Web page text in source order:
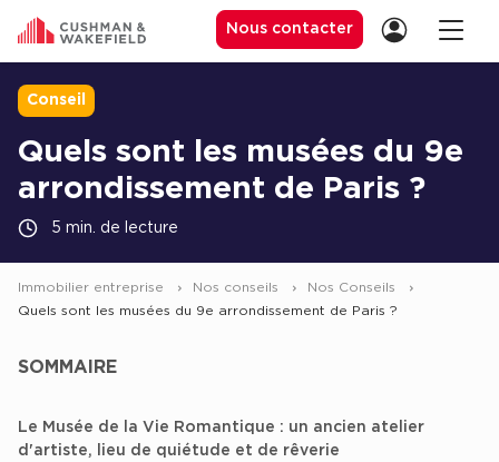
Location de Bureaux à Marseille
Location de Bureaux à Rennes
Achat de Bureaux
Achat de Bureaux à Lyon
Nous contacter
Conseil
Quels sont les musées du 9e
arrondissement de Paris ?
5 min. de lecture
Immobilier entreprise Nos conseils
Nos Conseils
Quels sont les musées du 9e arrondissement de Paris ?
SOMMAIRE
Le Musée de la Vie Romantique : un ancien atelier
d'artiste, lieu de quiétude et de rêverie